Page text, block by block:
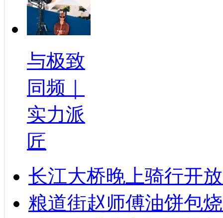
与极致
同频｜
实力派
匠
长江大桥晚上骑行开
粮道街赵师傅油饼包